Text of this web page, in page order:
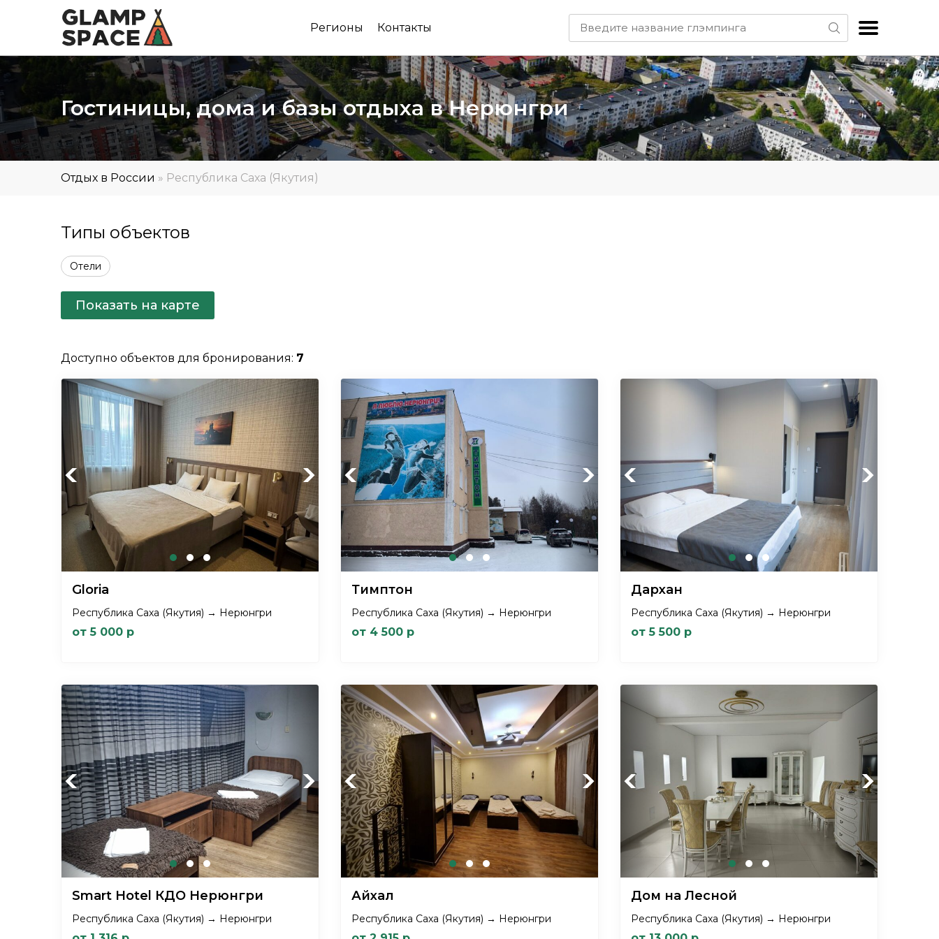
Регионы Контакты
Гостиницы, дома и базы отдыха в Нерюнгри
Отдых в России » Республика Саха (Якутия)
Типы объектов
Отели
Показать на карте
Доступно объектов для бронирования: 7
Previous Next
Gloria
Республика Саха (Якутия) → Нерюнгри
от 5 000 р
Previous Next
Тимптон
Республика Саха (Якутия) → Нерюнгри
от 4 500 р
Previous Next
Дархан
Республика Саха (Якутия) → Нерюнгри
от 5 500 р
Previous Next
Smart Hotel КДО Нерюнгри
Республика Саха (Якутия) → Нерюнгри
Previous Next
Айхал
Республика Саха (Якутия) → Нерюнгри
Previous Next
Дом на Лесной
Республика Саха (Якутия) → Нерюнгри